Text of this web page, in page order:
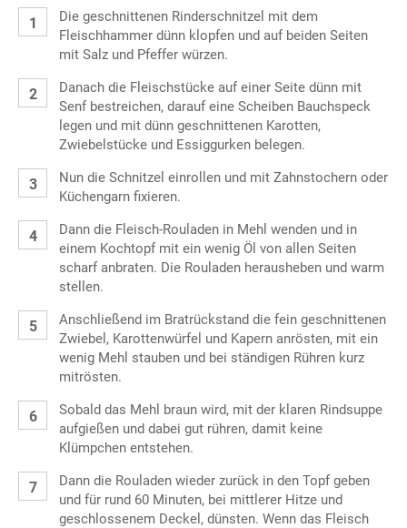
Die geschnittenen Rinderschnitzel mit dem
Fleischhammer dünn klopfen und auf beiden Seiten
mit Salz und Pfeffer würzen.
Danach die Fleischstücke auf einer Seite dünn mit
Senf bestreichen, darauf eine Scheiben Bauchspeck
legen und mit dünn geschnittenen Karotten,
Zwiebelstücke und Essiggurken belegen.
Nun die Schnitzel einrollen und mit Zahnstochern oder
Küchengarn fixieren.
Dann die Fleisch-Rouladen in Mehl wenden und in
einem Kochtopf mit ein wenig Öl von allen Seiten
scharf anbraten. Die Rouladen herausheben und warm
stellen.
Anschließend im Bratrückstand die fein geschnittenen
Zwiebel, Karottenwürfel und Kapern anrösten, mit ein
wenig Mehl stauben und bei ständigen Rühren kurz
mitrösten.
Sobald das Mehl braun wird, mit der klaren Rindsuppe
aufgießen und dabei gut rühren, damit keine
Klümpchen entstehen.
Dann die Rouladen wieder zurück in den Topf geben
und für rund 60 Minuten, bei mittlerer Hitze und
geschlossenem Deckel, dünsten. Wenn das Fleisch